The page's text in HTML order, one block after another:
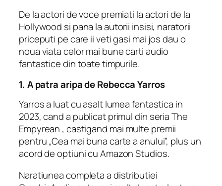
De la actori de voce premiati la actori de la
Hollywood si pana la autorii insisi, naratorii
priceputi pe care ii veti gasi mai jos dau o
noua viata celor mai bune carti audio
fantastice din toate timpurile.
1. A patra aripade Rebecca Yarros
Yarros a luat cu asalt lumea fantastica in
2023, cand a publicat primul din seriaThe
Empyrean , castigand mai multe premii
pentru „Cea mai buna carte a anului”, plus un
acord de optiuni cu Amazon Studios.
Naratiunea completa a distributiei